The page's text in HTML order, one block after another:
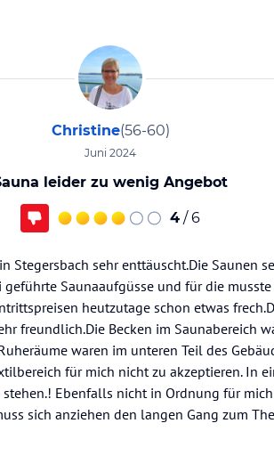
Christine(56-60)
Juni 2024
leider zu wenig Angebot
4 / 6
Stegersbach sehr enttäuscht.Die Saunen
Saunaaufgüsse und für die
heutzutage schon etwas
freundlich.Die Becken im Saunabereich
waren im unteren Teil des
für mich nicht zu akzeptieren. In
Ebenfalls nicht in Ordnung für
sich anziehen den langen Gang zum